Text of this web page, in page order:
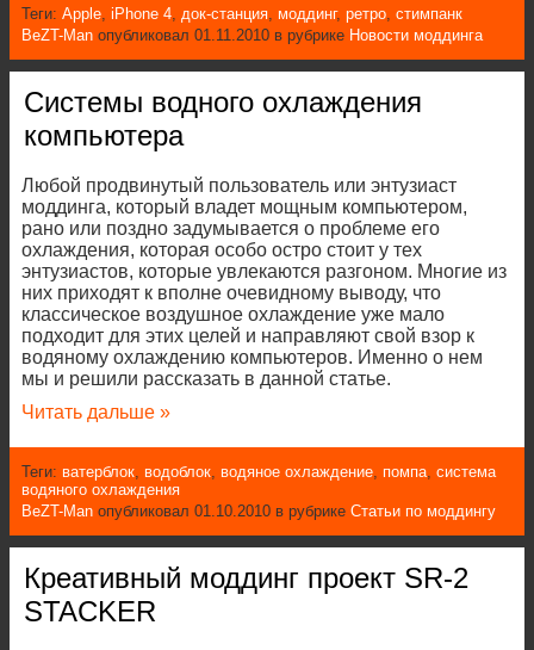
Теги: Apple, iPhone 4, док-станция, моддинг, ретро, стимпанк
BeZT-Man опубликовал 01.11.2010 в рубрике Новости моддинга
Системы водного охлаждения
компьютера
Любой продвинутый пользователь или энтузиаст
моддинга, который владет мощным компьютером,
рано или поздно задумывается о проблеме его
охлаждения, которая особо остро стоит у тех
энтузиастов, которые увлекаются разгоном. Многие из
них приходят к вполне очевидному выводу, что
классическое воздушное охлаждение уже мало
подходит для этих целей и направляют свой взор к
водяному охлаждению компьютеров. Именно о нем
мы и решили рассказать в данной статье.
Читать дальше »
Теги: ватерблок, водоблок, водяное охлаждение, помпа, система
водяного охлаждения
BeZT-Man опубликовал 01.10.2010 в рубрике Статьи по моддингу
Креативный моддинг проект SR-2
STACKER